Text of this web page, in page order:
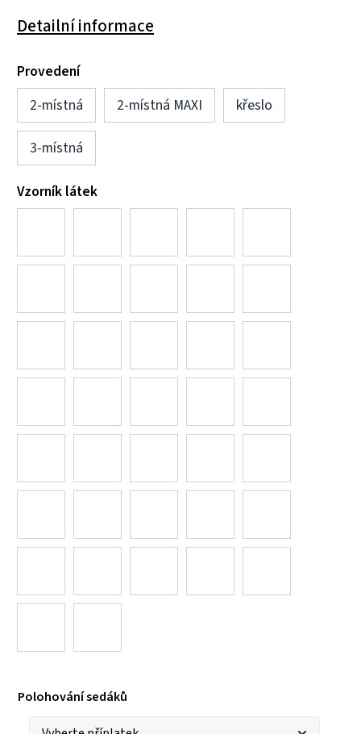
Detailní informace
Provedení
2-místná
2-místná MAXI křeslo
3-místná
Vzorník látek
Polohování sedáků